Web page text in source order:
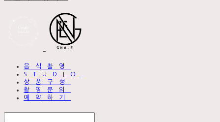
음식촬영
STUDIO
상품구성
촬영문의
예약하기